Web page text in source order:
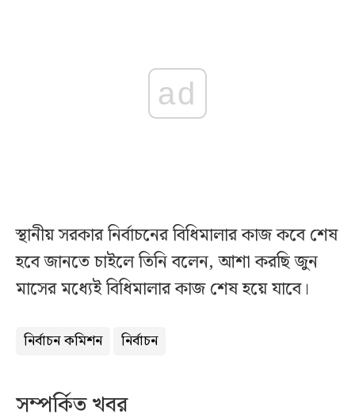
ad
স্থানীয় সরকার নির্বাচনের বিধিমালার কাজ কবে শেষ
হবে জানতে চাইলে তিনি বলেন, আশা করছি জুন
মাসের মধ্যেই বিধিমালার কাজ শেষ হয়ে যাবে।
নির্বাচন কমিশন নির্বাচন
সম্পর্কিত খবর